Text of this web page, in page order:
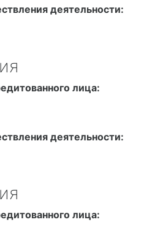
деятельности:
лица:
деятельности:
лица: